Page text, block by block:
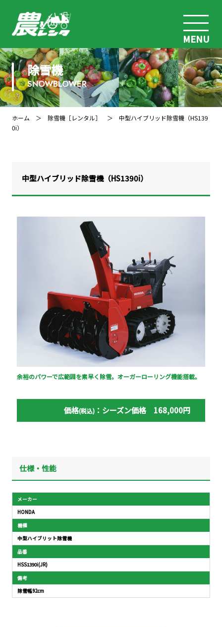
MENU
除雪機
SNOWBLOWER
ホーム ＞ 除雪機［レンタル］
＞ 中型ハイブリッド除雪機（HS139
0i）
中型ハイブリッド除雪機（HS1390i）
余裕のパワーで広範囲を素早く除雪。オーガーローリング機能搭載。
価格(税込) ：シーズン価格 168,000円
仕様・性能
メーカー
HONDA
機種
中型ハイブリット除雪機
品番
HSS1390i(JR)
備考
除雪幅92cm